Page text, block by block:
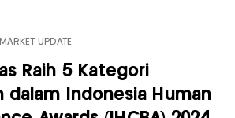
MARKET UPDATE
Raih 5 Kategori
dalam Indonesia Human